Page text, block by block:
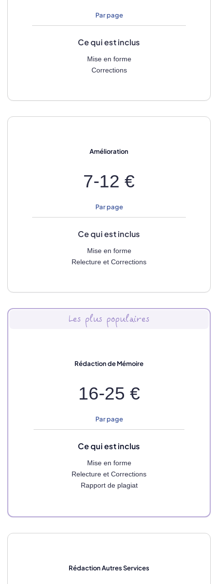
Par page
Ce qui est inclus
Mise en forme
Corrections
Amélioration
7-12 €
Par page
Ce qui est inclus
Mise en forme
Relecture et Corrections
Les plus populaires
Rédaction de Mémoire
16-25 €
Par page
Ce qui est inclus
Mise en forme
Relecture et Corrections
Rapport de plagiat
RédactionAutres Services